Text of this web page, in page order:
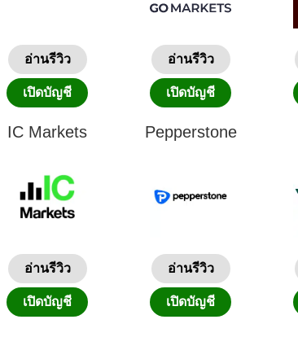
อ่านรีวิว
เปิดบัญชี
อ่านรีวิว
เปิดบัญชี
IC Markets
อ่านรีวิว
เปิดบัญชี
Pepperstone
อ่านรีวิว
เปิดบัญชี